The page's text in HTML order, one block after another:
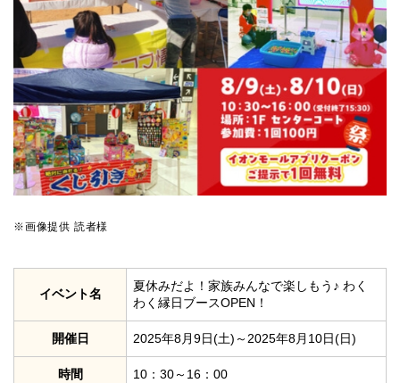
※画像提供 読者様
イベント名
夏休みだよ！家族みんなで楽しもう♪ わく
わく縁日ブースOPEN！
開催日 2025年8月9日(土)～2025年8月10日(日)
時間 10：30～16：00